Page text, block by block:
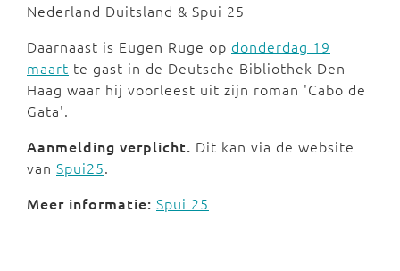
Nederland Duitsland & Spui 25
Daarnaast is Eugen Ruge op donderdag 19
maart te gast in de Deutsche Bibliothek Den
Haag waar hij voorleest uit zijn roman 'Cabo de
Gata'.
Aanmelding verplicht. Dit kan via de website
van Spui25.
Meer informatie: Spui 25